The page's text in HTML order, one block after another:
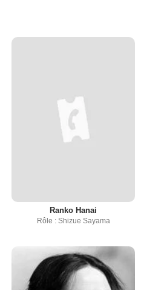
Ranko Hanai
Rôle : Shizue Sayama